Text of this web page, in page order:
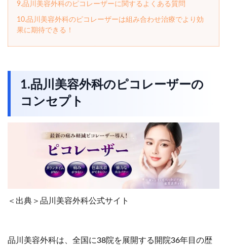
9.品川美容外科のピコレーザーに関するよくある質問
10.品川美容外科のピコレーザーは組み合わせ治療でより効
果に期待できる！
1.品川美容外科のピコレーザーの
コンセプト
＜出典＞品川美容外科公式サイト
品川美容外科は、全国に38院を展開する開院36年目の歴